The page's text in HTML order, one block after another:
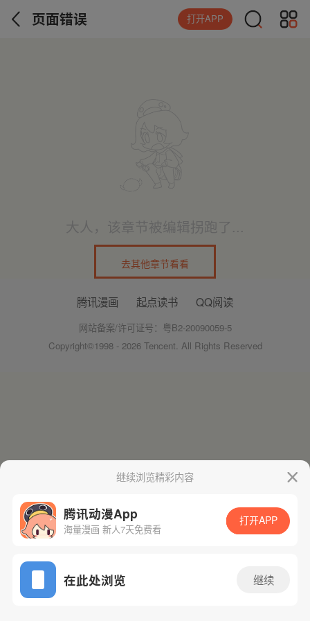
页面错误 打开APP
大人，该章节被编辑拐跑了...
去其他章节看看
继续浏览精彩内容
腾讯动漫App
海量漫画 新人7天免费看
打开APP
在此处浏览 继续
腾讯漫画 起点读书 QQ阅读
网站备案/许可证号：粤B2-20090059-5
Copyright©1998 - 2026 Tencent. All Rights Reserved